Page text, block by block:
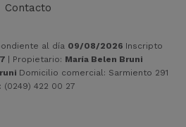
Contacto
al día 09/08/2026 Inscripto
| Propietario: María Belen Bruni
Domicilio comercial: Sarmiento 291
(0249) 422 00 27